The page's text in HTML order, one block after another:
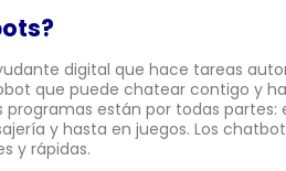
digital que hace tareas
que puede chatear contigo y
programas están por todas partes:
y hasta en juegos. Los
y rápidas.